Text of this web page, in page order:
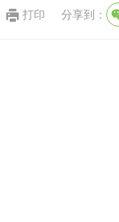
打印 分享到：